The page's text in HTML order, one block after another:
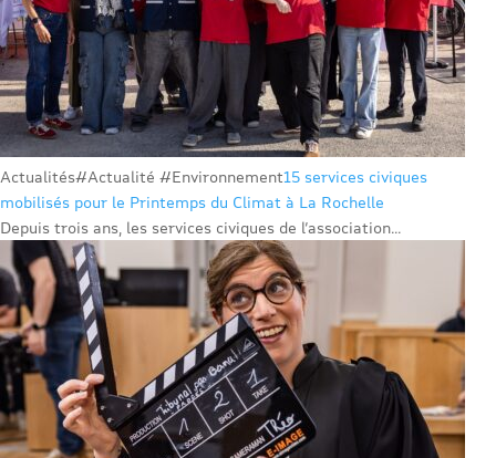
Actualités#Actualité #Environnement15 services civiques
mobilisés pour le Printemps du Climat à La Rochelle
Depuis trois ans, les services civiques de l’association...